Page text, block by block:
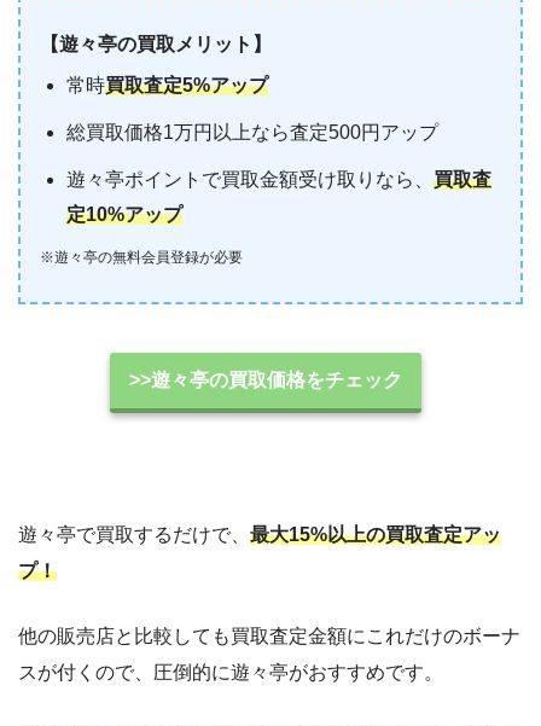
【遊々亭の買取メリット】
常時買取査定5%アップ
総買取価格1万円以上なら査定500円アップ
遊々亭ポイントで買取金額受け取りなら、買取査
定10%アップ
※遊々亭の無料会員登録が必要
>>遊々亭の買取価格をチェック
遊々亭で買取するだけで、 最大15%以上の買取査定アッ
プ！
他の販売店と比較しても買取査定金額にこれだけのボーナ
スが付くので、圧倒的に遊々亭がおすすめです。